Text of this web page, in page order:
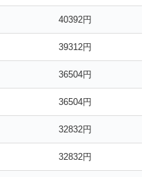
40392円
39312円
36504円
36504円
32832円
32832円